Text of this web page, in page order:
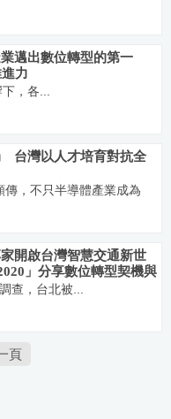
邁出數位轉型的第一
力
，各...
台灣以人才培育對抗全
，不只半導體產業成為
開啟台灣智慧交通新世
」分享數位轉型契機與
查，台北被...
頁